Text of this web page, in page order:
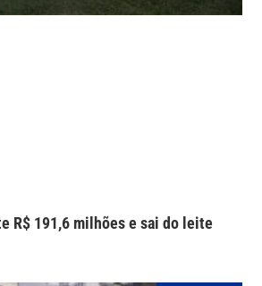
R$ 191,6 milhões e sai do leite